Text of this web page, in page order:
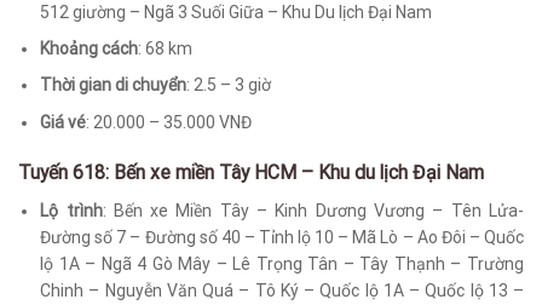
512 giường – Ngã 3 Suối Giữa – Khu Du lịch Đại Nam
Khoảng cách: 68 km
Thời gian di chuyển: 2.5 – 3 giờ
Giá vé: 20.000 – 35.000 VNĐ
Tuyến 618: Bến xe miền Tây HCM – Khu du lịch Đại Nam
Lộ trình: Bến xe Miền Tây – Kinh Dương Vương – Tên Lửa-
Đường số 7 – Đường số 40 – Tỉnh lộ 10 – Mã Lò – Ao Đôi – Quốc
lộ 1A – Ngã 4 Gò Mây – Lê Trọng Tân – Tây Thạnh – Trường
Chinh – Nguyễn Văn Quá – Tô Ký – Quốc lộ 1A – Quốc lộ 13 –